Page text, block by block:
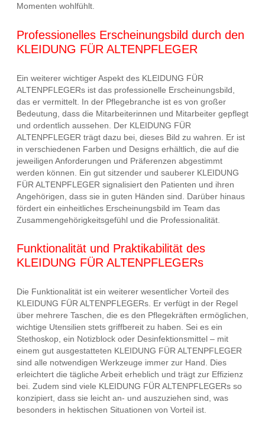
Momenten wohlfühlt.
Professionelles Erscheinungsbild durch den
KLEIDUNG FÜR ALTENPFLEGER
Ein weiterer wichtiger Aspekt des KLEIDUNG FÜR
ALTENPFLEGERs ist das professionelle Erscheinungsbild,
das er vermittelt. In der Pflegebranche ist es von großer
Bedeutung, dass die Mitarbeiterinnen und Mitarbeiter gepflegt
und ordentlich aussehen. Der KLEIDUNG FÜR
ALTENPFLEGER trägt dazu bei, dieses Bild zu wahren. Er ist
in verschiedenen Farben und Designs erhältlich, die auf die
jeweiligen Anforderungen und Präferenzen abgestimmt
werden können. Ein gut sitzender und sauberer KLEIDUNG
FÜR ALTENPFLEGER signalisiert den Patienten und ihren
Angehörigen, dass sie in guten Händen sind. Darüber hinaus
fördert ein einheitliches Erscheinungsbild im Team das
Zusammengehörigkeitsgefühl und die Professionalität.
Funktionalität und Praktikabilität des
KLEIDUNG FÜR ALTENPFLEGERs
Die Funktionalität ist ein weiterer wesentlicher Vorteil des
KLEIDUNG FÜR ALTENPFLEGERs. Er verfügt in der Regel
über mehrere Taschen, die es den Pflegekräften ermöglichen,
wichtige Utensilien stets griffbereit zu haben. Sei es ein
Stethoskop, ein Notizblock oder Desinfektionsmittel – mit
einem gut ausgestatteten KLEIDUNG FÜR ALTENPFLEGER
sind alle notwendigen Werkzeuge immer zur Hand. Dies
erleichtert die tägliche Arbeit erheblich und trägt zur Effizienz
bei. Zudem sind viele KLEIDUNG FÜR ALTENPFLEGERs so
konzipiert, dass sie leicht an- und auszuziehen sind, was
besonders in hektischen Situationen von Vorteil ist.